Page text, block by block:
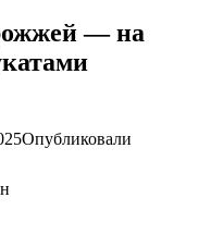
— на
Опубликовали